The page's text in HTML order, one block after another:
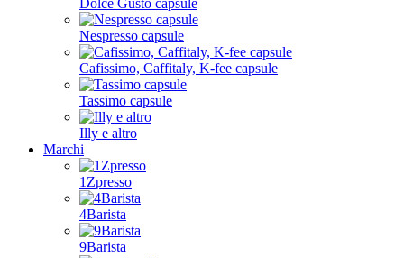
Dolce Gusto capsule
Nespresso capsule
Cafissimo, Caffitaly, K-fee capsule
Tassimo capsule
Illy e altro
Marchi
1Zpresso
4Barista
9Barista